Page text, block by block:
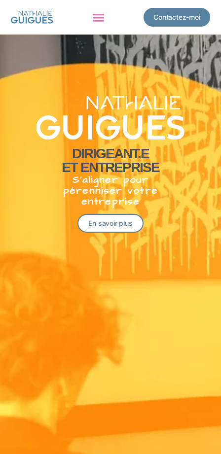
Contactez-moi
DIRIGEANT.E
ET ENTREPRISE
S’aligner pour
pérenniser votre
entreprise
En savoir plus